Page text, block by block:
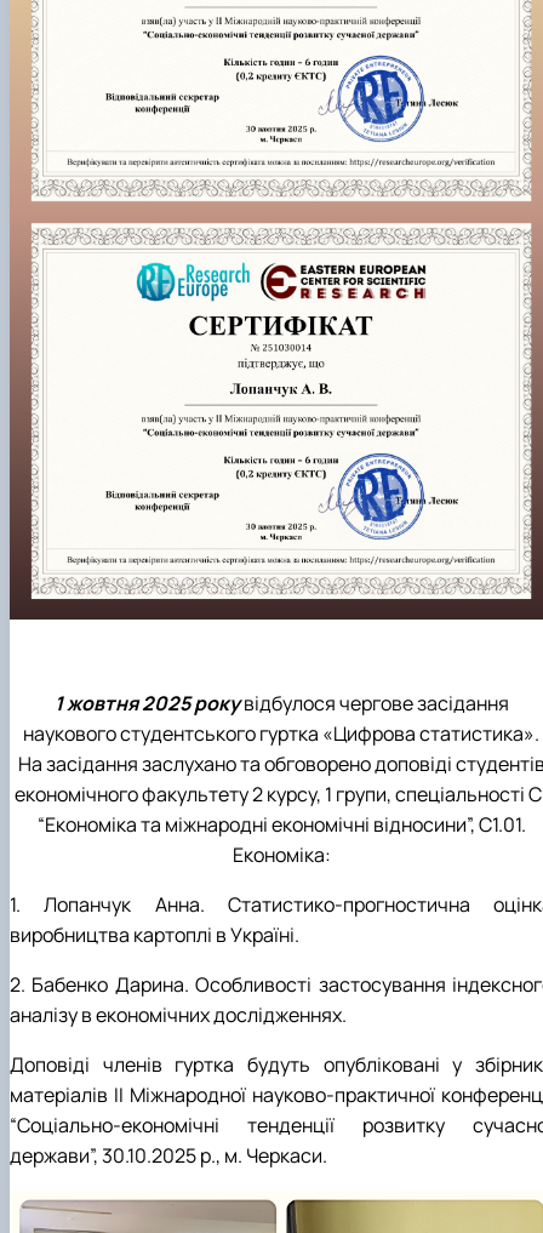
1 жовтня 2025 рокувідбулося чергове засідання
наукового студентського гуртка «Цифрова статистика».
На засідання заслухано та обговорено доповіді
економічного факультету 2 курсу, 1 групи, спеціальності
“Економіка та міжнародні економічні відносини”, С1.01.
Економіка:
1. Лопанчук Анна. Статистико-прогностична
виробництва картоплі в Україні.
2. Бабенко Дарина. Особливості застосування
аналізу в економічних дослідженнях.
Доповіді членів гуртка будуть опубліковані у
матеріалів II Міжнародної науково-практичної
“Соціально-економічні тенденції розвитку
держави”, 30.10.2025 р., м. Черкаси.